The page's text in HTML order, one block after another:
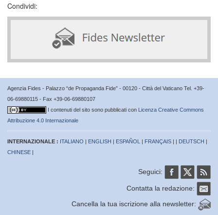
Condividi:
Agenzia Fides - Palazzo “de Propaganda Fide” - 00120 - Città del Vaticano Tel. +39-
06-69880115 - Fax +39-06-69880107
I contenuti del sito sono pubblicati con Licenza Creative Commons
Attribuzione 4.0 Internazionale
INTERNAZIONALE : ITALIANO | ENGLISH | ESPAÑOL | FRANÇAIS | | DEUTSCH |
CHINESE |
Seguici:
Contatta la redazione:
Cancella la tua iscrizione alla newsletter: